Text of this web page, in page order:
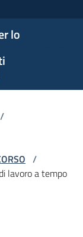
lo
/
/
lavoro a tempo